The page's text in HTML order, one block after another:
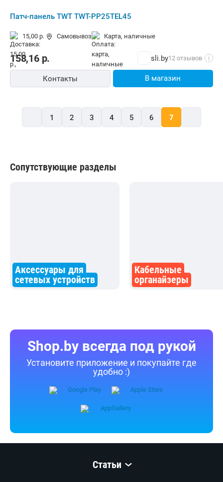
Патч-панель TWT TWT-PP25TEL45
15,00 р. Самовывоз карта, наличные
158,16р. sli.by12 отзывов i
Контакты В магазин
1 2 3 4 5 6 7
Сопутствующие разделы
Аксессуары для
сетевых устройств
Кабельные
органайзеры
Shop.by всегда под рукой
Установите приложение и покупайте где
удобно :)
Статьи